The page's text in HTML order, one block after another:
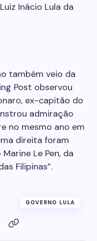
Inácio Lula da
também veio da
Post observou
ex-capitão do
admiração
no mesmo ano em
direita foram
Le Pen, da
Filipinas”.
GOVERNO LULA